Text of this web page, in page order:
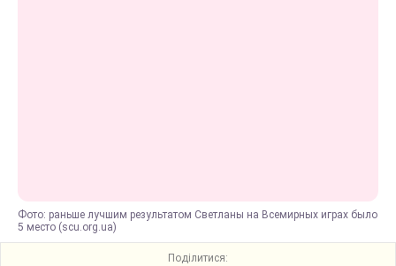
Фото: раньше лучшим результатом Светланы на Всемирных играх было
5 место (scu.org.ua)
Поділитися: